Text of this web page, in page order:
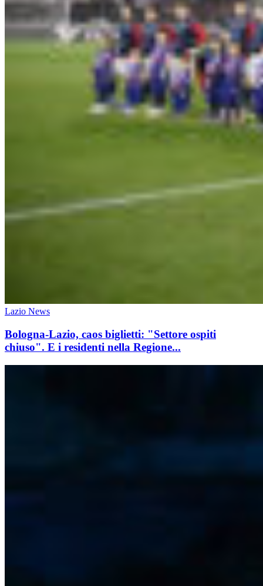
Lazio News
Bologna-Lazio, caos biglietti: "Settore ospiti
chiuso". E i residenti nella Regione...